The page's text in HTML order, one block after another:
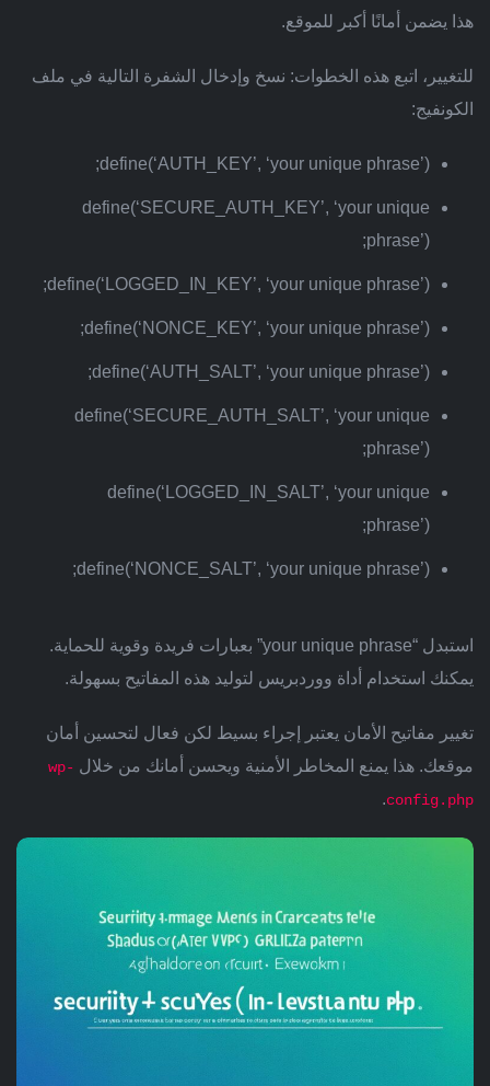
هذا يضمن أمانًا أكبر للموقع.
للتغيير، اتبع هذه الخطوات: نسخ وإدخال الشفرة التالية في ملف
الكونفيج:
define(‘AUTH_KEY’, ‘your unique phrase’);
define(‘SECURE_AUTH_KEY’, ‘your unique
phrase’);
define(‘LOGGED_IN_KEY’, ‘your unique phrase’);
define(‘NONCE_KEY’, ‘your unique phrase’);
define(‘AUTH_SALT’, ‘your unique phrase’);
define(‘SECURE_AUTH_SALT’, ‘your unique
phrase’);
define(‘LOGGED_IN_SALT’, ‘your unique
phrase’);
define(‘NONCE_SALT’, ‘your unique phrase’);
استبدل “your unique phrase” بعبارات فريدة وقوية للحماية.
يمكنك استخدام أداة ووردبريس لتوليد هذه المفاتيح بسهولة.
تغيير مفاتيح الأمان يعتبر إجراء بسيط لكن فعال لتحسين أمان
موقعك. هذا يمنع المخاطر الأمنية ويحسن أمانك من خلال wp-
config.php
.